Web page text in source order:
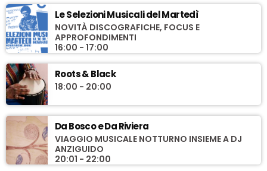
Le Selezioni Musicali del Martedì
NOVITÀ DISCOGRAFICHE, FOCUS E
APPROFONDIMENTI
16:00 - 17:00
Roots & Black
18:00 - 20:00
Da Bosco e Da Riviera
VIAGGIO MUSICALE NOTTURNO INSIEME A DJ
ANZIGUIDO
20:01 - 22:00